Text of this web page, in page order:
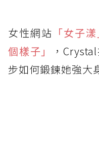
女性網站 「女子漾
個樣子」
，
步如何鍛鍊她強大